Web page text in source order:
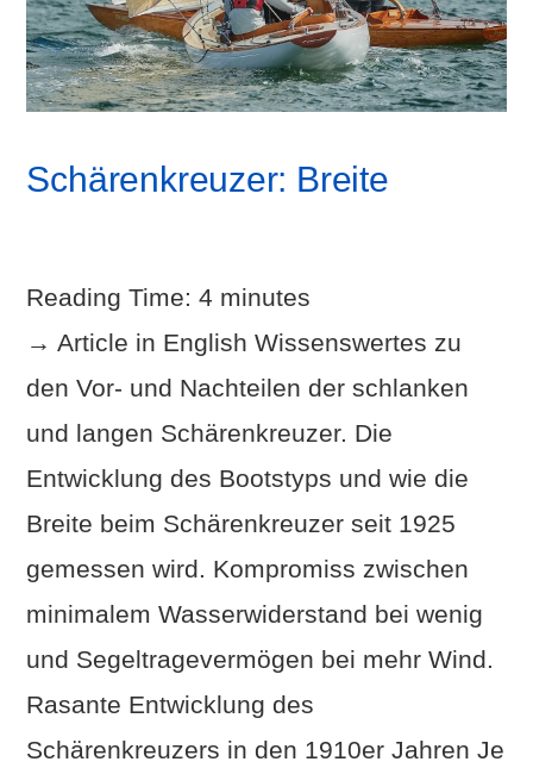
VIEW POST
Schärenkreuzer: Breite
Reading Time:4 minutes
→ Article in English Wissenswertes zu
den Vor- und Nachteilen der schlanken
und langen Schärenkreuzer. Die
Entwicklung des Bootstyps und wie die
Breite beim Schärenkreuzer seit 1925
gemessen wird. Kompromiss zwischen
minimalem Wasserwiderstand bei wenig
und Segeltragevermögen bei mehr Wind.
Rasante Entwicklung des
Schärenkreuzers in den 1910er Jahren Je